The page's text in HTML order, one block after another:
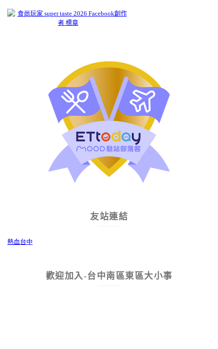
友站連結
熱血台中
歡迎加入-台中南區東區大小事